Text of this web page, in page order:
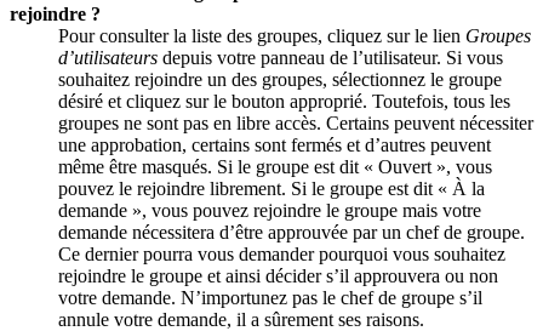
rejoindre ?
Pour consulter la liste des groupes, cliquez sur le lien Groupes
d’utilisateurs depuis votre panneau de l’utilisateur. Si vous
souhaitez rejoindre un des groupes, sélectionnez le groupe
désiré et cliquez sur le bouton approprié. Toutefois, tous les
groupes ne sont pas en libre accès. Certains peuvent nécessiter
une approbation, certains sont fermés et d’autres peuvent
même être masqués. Si le groupe est dit « Ouvert », vous
pouvez le rejoindre librement. Si le groupe est dit « À la
demande », vous pouvez rejoindre le groupe mais votre
demande nécessitera d’être approuvée par un chef de groupe.
Ce dernier pourra vous demander pourquoi vous souhaitez
rejoindre le groupe et ainsi décider s’il approuvera ou non
votre demande. N’importunez pas le chef de groupe s’il
annule votre demande, il a sûrement ses raisons.